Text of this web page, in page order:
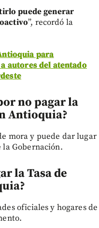
puede generar
”, recordó la
para
autores del atentado
no pagar la
Antioquia?
mora y puede dar lugar
la Gobernación.
la Tasa de
oficiales y hogares de